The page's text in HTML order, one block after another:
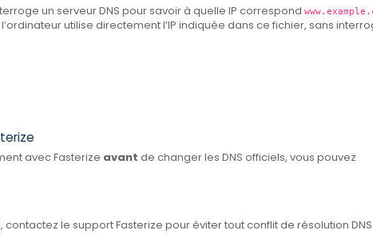
un serveur DNS pour savoir à quelle IP correspond
l’ordinateur utilise directement l’IP indiquée dans ce fichier, sans
avec Fasterize avant de changer les DNS officiels, vous pouvez
le support Fasterize pour éviter tout conflit de résolution